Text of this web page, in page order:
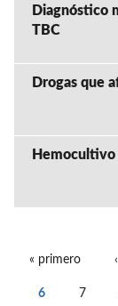
Diagnóstico
TBC
Drogas que
Hemocultivo
« primero
6 7